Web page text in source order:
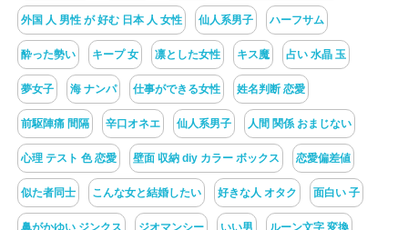
外国 人 男性 が 好む 日本 人 女性 仙人系男子 ハーフサム
酔った勢い キープ 女 凛とした女性 キス魔 占い 水晶 玉
夢女子 海 ナンパ 仕事ができる女性 姓名判断 恋愛
前駆陣痛 間隔 辛口オネエ 仙人系男子 人間 関係 おまじない
心理 テスト 色 恋愛 壁面 収納 diy カラー ボックス 恋愛偏差値
似た者同士 こんな女と結婚したい 好きな人 オタク 面白い 子
鼻がかゆい ジンクス ジオマンシー いい男 ルーン文字 変換